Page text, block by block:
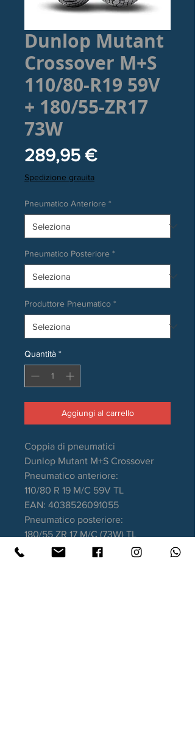
Dunlop Mutant
Crossover M+S
110/80-R19 59V
+ 180/55-ZR17
73W
289,95 €Prezzo
Spedizione grauita
Pneumatico Anteriore *
Pneumatico Posteriore *
Produttore Pneumatico *
Quantità *
Aggiungi al carrello
Coppia di pneumatici
Dunlop Mutant M+S Crossover
Pneumatico anteriore:
110/80 R 19 M/C 59V TL
EAN: 4038526091055
Pneumatico posteriore:
180/55 ZR 17 M/C (73W) TL
EAN: 5452000821225